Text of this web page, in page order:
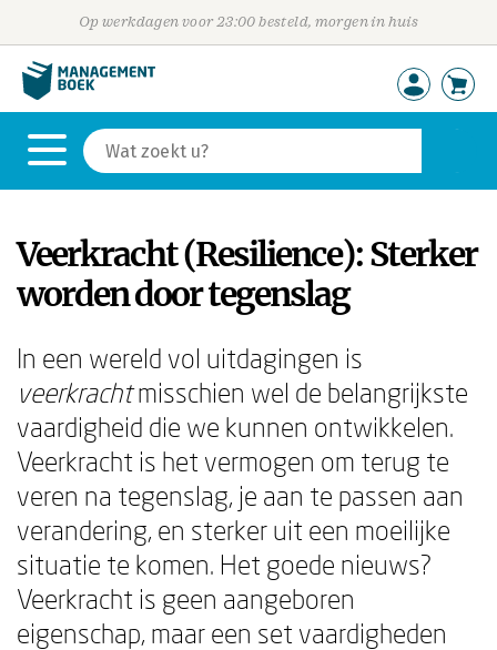
Op werkdagen voor 23:00 besteld, morgen in huis
Veerkracht (Resilience): Sterker
worden door tegenslag
In een wereld vol uitdagingen is
veerkrachtmisschien wel de belangrijkste
vaardigheid die we kunnen ontwikkelen.
Veerkracht is het vermogen om terug te
veren na tegenslag, je aan te passen aan
verandering, en sterker uit een moeilijke
situatie te komen. Het goede nieuws?
Veerkracht is geen aangeboren
eigenschap, maar een set vaardigheden